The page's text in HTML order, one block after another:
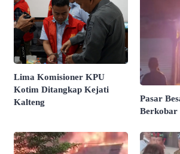
Lima Komisioner KPU
Kotim Ditangkap Kejati
Kalteng
Pasar
Berkobar